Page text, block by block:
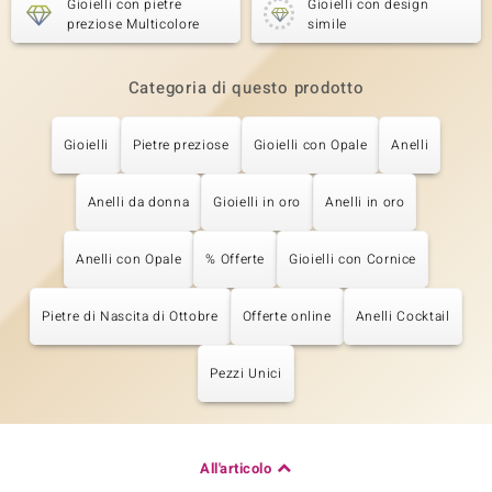
Gioielli con pietre
preziose Multicolore
Gioielli con design
simile
Categoria di questo prodotto
Gioielli Pietre preziose Gioielli con Opale Anelli
Anelli da donna Gioielli in oro Anelli in oro
Anelli con Opale % Offerte Gioielli con Cornice
Pietre di Nascita di Ottobre Offerte online Anelli Cocktail
Pezzi Unici
All'articolo